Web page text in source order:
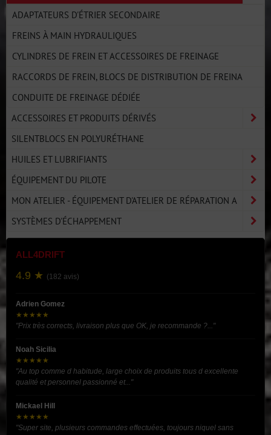
ADAPTATEURS D'ÉTRIER SECONDAIRE
FREINS À MAIN HYDRAULIQUES
CYLINDRES DE FREIN ET ACCESSOIRES DE FREINAGE
RACCORDS DE FREIN, BLOCS DE DISTRIBUTION DE FREINA
CONDUITE DE FREINAGE DÉDIÉE
ACCESSOIRES ET PRODUITS DÉRIVÉS
SILENTBLOCS EN POLYURÉTHANE
HUILES ET LUBRIFIANTS
ÉQUIPEMENT DU PILOTE
MON ATELIER - ÉQUIPEMENT D'ATELIER DE RÉPARATION A
SYSTÈMES D'ÉCHAPPEMENT
ALL4DRIFT
4.9 ★ (182 avis)
Adrien Gomez
★★★★★
"Prix très corrects, livraison plus que OK, je recommande ?..."
Noah Sicilia
★★★★★
"Au top comme d habitude, large choix de produits tous d excellente
qualité et personnel passionné et..."
Mickael Hill
★★★★★
"Super site, plusieurs commandes effectuées, toujours niquel sans